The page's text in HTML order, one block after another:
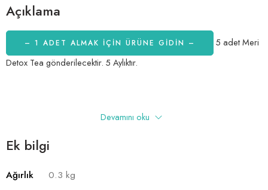
Açıklama
– 1 ADET ALMAK IÇIN ÜRÜNE GİDİN –
5 adet Meri
Detox Tea gönderilecektir. 5 Aylıktır.
Meri Detox Tea – Sağlığınıza Doğal Destek
Sağlıklı bir yaşam sürdürmek ve zayıflama yolculuğunuzda size
yardımcı olacak etkili bir detox çayı mı arıyorsunuz? O zaman Meri
yazarı ve sertifikalı fitoterapist olarak Meri Detox Tea’yı gönül
Devamını oku
Ek bilgi
Ağırlık
0.3 kg